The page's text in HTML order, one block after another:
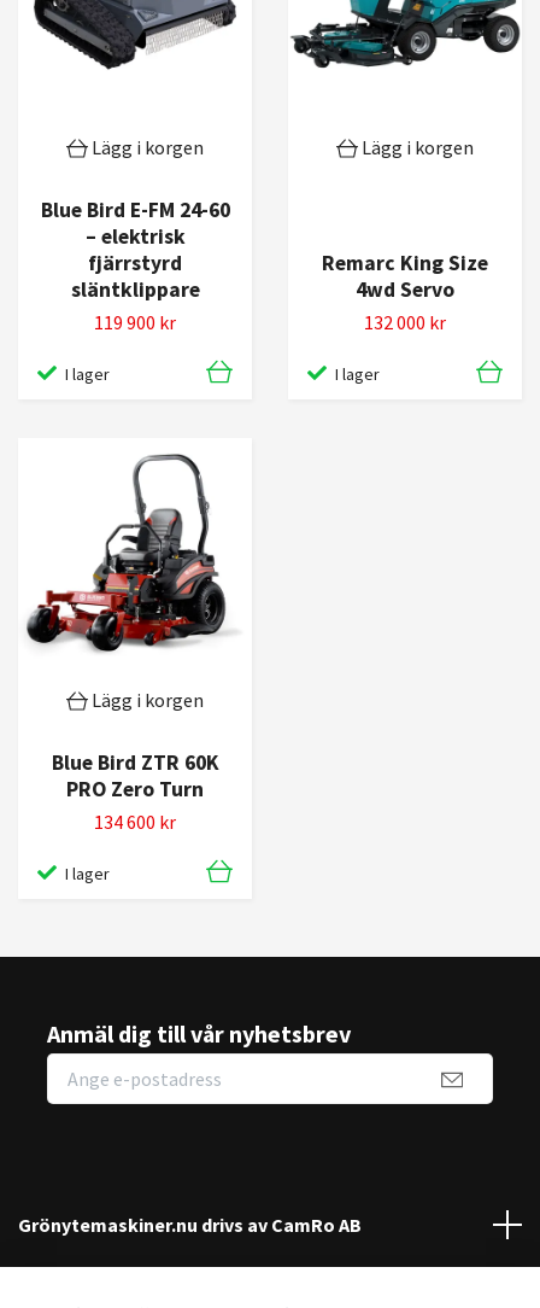
Lägg i korgen
Blue Bird E-FM 24-60
– elektrisk
fjärrstyrd
släntklippare
119 900 kr
I lager
Lägg i korgen
Remarc King Size
4wd Servo
132 000 kr
I lager
Lägg i korgen
Blue Bird ZTR 60K
PRO Zero Turn
134 600 kr
I lager
Anmäl dig till vår nyhetsbrev
Grönytemaskiner.nu drivs av CamRo AB